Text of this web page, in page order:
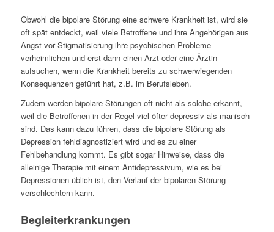
Obwohl die bipolare Störung eine schwere Krankheit ist, wird sie
oft spät entdeckt, weil viele Betroffene und ihre Angehörigen aus
Angst vor Stigmatisierung ihre psychischen Probleme
verheimlichen und erst dann einen Arzt oder eine Ärztin
aufsuchen, wenn die Krankheit bereits zu schwerwiegenden
Konsequenzen geführt hat, z.B. im Berufsleben.
Zudem werden bipolare Störungen oft nicht als solche erkannt,
weil die Betroffenen in der Regel viel öfter depressiv als manisch
sind. Das kann dazu führen, dass die bipolare Störung als
Depression fehldiagnostiziert wird und es zu einer
Fehlbehandlung kommt. Es gibt sogar Hinweise, dass die
alleinige Therapie mit einem Antidepressivum, wie es bei
Depressionen üblich ist, den Verlauf der bipolaren Störung
verschlechtern kann.
Begleiterkrankungen